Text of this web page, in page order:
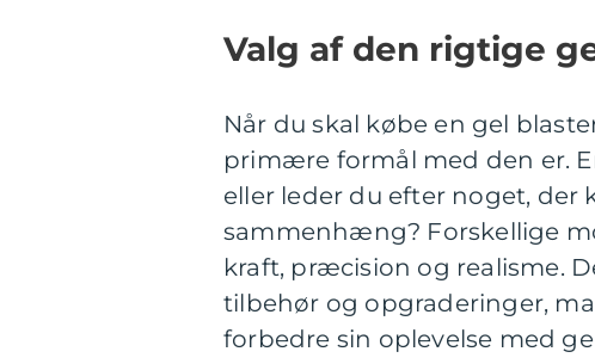
Valg af den rigtige
Når du skal købe en gel
primære formål med den er.
eller leder du efter noget,
sammenhæng? Forskellige
kraft, præcision og realisme.
tilbehør og opgraderinger,
forbedre sin oplevelse med